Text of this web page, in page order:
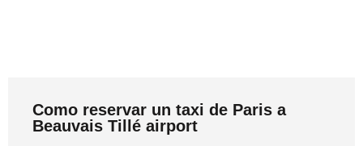
Como reservar un taxi de Paris a
Beauvais Tillé airport